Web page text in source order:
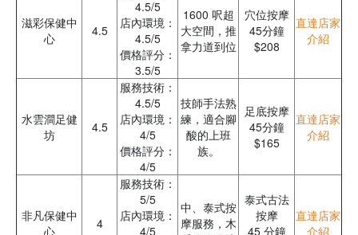
滋彩保健中
心
4.5
4.5/5
店內環境：
4.5/5
價格評分：
3.5/5
1600 呎超
大空間，推
拿力道到位
穴位按摩
45分鐘
$208
直達店家
介紹
水雲澗足健
坊
4.5
服務技術：
4.5/5
店內環境：
4/5
價格評分：
4/5
技師手法熟
練，適合腳
酸的上班
族。
足底按摩
45分鐘
$165
直達店家
介紹
非凡保健中
心
4
服務技術：
5/5
店內環境：
4/5
中、泰式按
摩服務，木
泰式古法
按摩
45 分鐘
直達店家
介紹